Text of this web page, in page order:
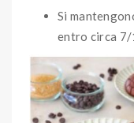
Si
entro circa